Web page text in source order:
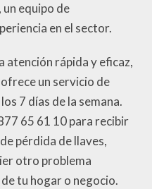
equipo de
en el sector.
atención rápida y eficaz,
un servicio de
7 días de la semana.
65 61 10 para recibir
pérdida de llaves,
otro problema
tu hogar o negocio.